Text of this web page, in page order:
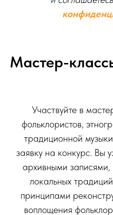
Мастер-
Участвуйте в
фольклористов,
традиционной
заявку на конкурс. Вы
архивными записями,
локальных
принципами
воплощения